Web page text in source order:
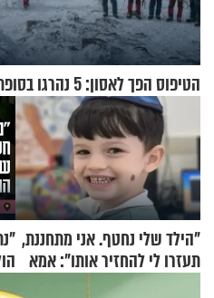
הטיפוס הפך לאסון: 5 נהרגו בסופת שלגים קטלנית באלברוס
"הילד שלי נחטף. אני מתחננת,
תעזרו לי להחזיר אותו": אמא
של יובל בן ה-4 בריאיון דומע